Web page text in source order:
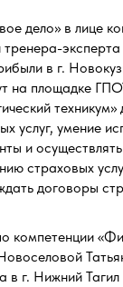
дело» в лице
эксперта
в г.
на площадке
услуг, умение
и
страховых
договоры
компетенции
в г. Нижний